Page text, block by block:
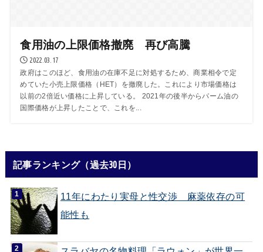
食用油の上限価格撤廃 再び高騰
2022.03.17
政府はこのほど、食用油の在庫不足に対処するため、商業相令で定
めていた小売上限価格（HET）を撤廃した。これにより市場価格は
以前の2倍近い価格に上昇している。 2021年の後半からパーム油の
国際価格が上昇したことで、これを...
記事ランキング（過去30日）
11年にわたり実母と性交渉 麻薬依存の可
能性も